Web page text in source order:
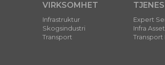
VIRKSOMHET
Infrastruktur
Skogsindustri
Transport
Expert
Infra